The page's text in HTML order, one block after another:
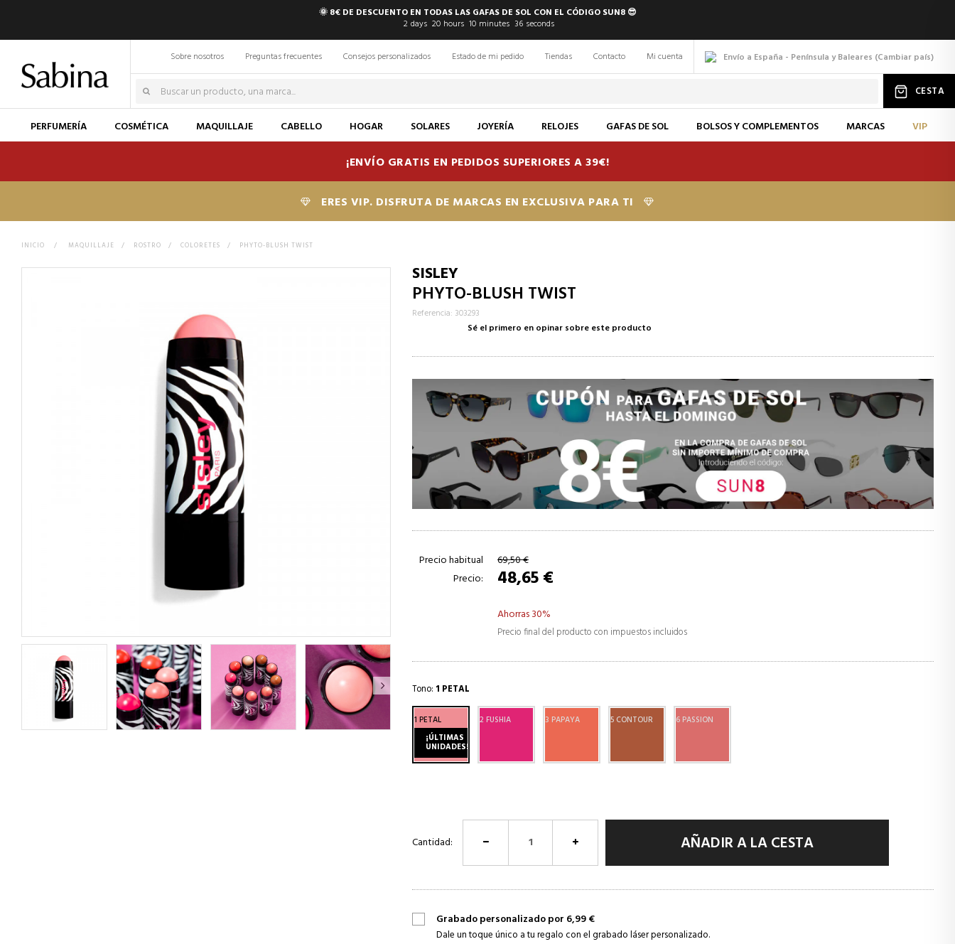
🌞 8€ DE DESCUENTO EN TODAS LAS GAFAS DE SOL CON EL CÓDIGO SUN8 😎
2 days 20 hours 10 minutes 35 seconds
Envío a España - Península y Baleares (Cambiar país)
Sobre nosotros Preguntas frecuentes Consejos personalizados Estado de mi pedido Tiendas Contacto Mi cuenta
CESTA
PERFUMERÍA COSMÉTICA MAQUILLAJE CABELLO HOGAR SOLARES JOYERÍA RELOJES GAFAS DE SOL BOLSOS Y COMPLEMENTOS MARCAS VIP
¡ENVÍO GRATIS EN PEDIDOS SUPERIORES A 39€!
ERES VIP. DISFRUTA DE MARCAS EN EXCLUSIVA PARA TI
INICIO > MAQUILLAJE > ROSTRO > COLORETES > PHYTO-BLUSH TWIST
SISLEY
PHYTO-BLUSH TWIST
Referencia: 303293
Sé el primero en opinar sobre este producto
Precio habitual
69,50 €
Precio:
48,65 €
Ahorras 30%
Precio final del producto con impuestos incluidos
Tono: 1 PETAL
1 PETAL
¡ÚLTIMAS
UNIDADES!
2 FUSHIA 3 PAPAYA 5 CONTOUR 6 PASSION
Cantidad: AÑADIR A LA CESTA
Grabado personalizado por 6,99 €
Dale un toque único a tu regalo con el grabado láser personalizado.